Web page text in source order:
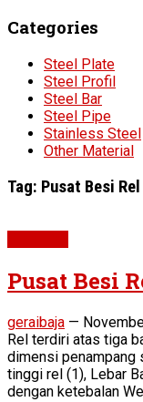
Categories
Steel Plate
Steel Profil
Steel Bar
Steel Pipe
Stainless Steel
Other Material
Tag: Pusat Besi Rel
Pusat Besi
geraibaja —
Rel terdiri atas tiga
dimensi penampang
tinggi rel (1), Lebar
dengan ketebalan